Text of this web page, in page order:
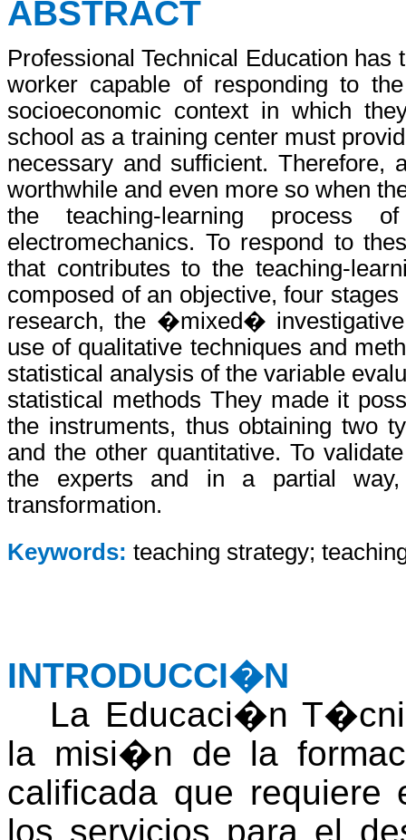
ABSTRACT
Professional Technical Education
worker capable of responding to
socioeconomic context in which
school as a training center must
necessary and sufficient.
worthwhile and even more so when
the teaching-learning process
electromechanics. To respond to
that contributes to the teaching-
composed of an objective, four
research, the �mixed�
use of qualitative techniques and
statistical analysis of the variable
statistical methods They made it
the instruments, thus obtaining two
and the other quantitative. To
the experts and in a partial
transformation.
Keywords: teaching strategy;
INTRODUCCI�N
La Educaci�n
la misi�n de la
calificada que
los servicios para el